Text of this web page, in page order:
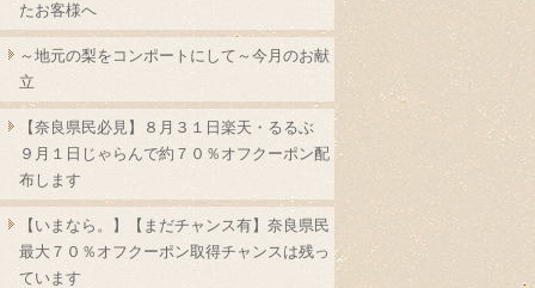
たお客様へ
～地元の梨をコンポートにして～今月のお献
立
【奈良県民必見】８月３１日楽天・るるぶ
９月１日じゃらんで約７０％オフクーポン配
布します
【いまなら。】【まだチャンス有】奈良県民
最大７０％オフクーポン取得チャンスは残っ
ています